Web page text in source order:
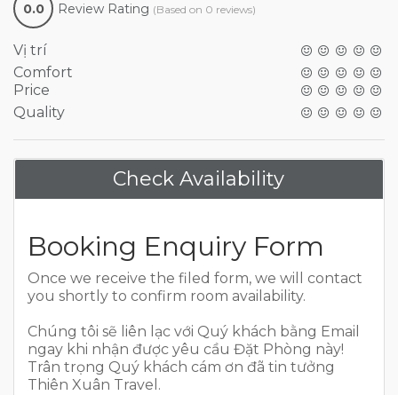
0.0 Review Rating (Based on 0 reviews)
Vị trí
Comfort
Price
Quality
Check Availability
Booking Enquiry Form
Once we receive the filed form, we will contact
you shortly to confirm room availability.
Chúng tôi sẽ liên lạc với Quý khách bằng Email
ngay khi nhận được yêu cầu Đặt Phòng này!
Trân trọng Quý khách cám ơn đã tin tưởng
Thiên Xuân Travel.